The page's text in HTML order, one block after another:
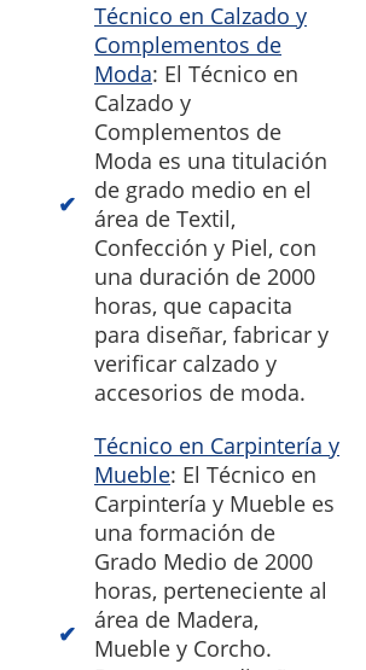
Técnico en Calzado y
Complementos de
Moda: El Técnico en
Calzado y
Complementos de
Moda es una titulación
de grado medio en el
área de Textil,
Confección y Piel, con
una duración de 2000
horas, que capacita
para diseñar, fabricar y
verificar calzado y
accesorios de moda.
Técnico en Carpintería y
Mueble: El Técnico en
Carpintería y Mueble es
una formación de
Grado Medio de 2000
horas, perteneciente al
área de Madera,
Mueble y Corcho.